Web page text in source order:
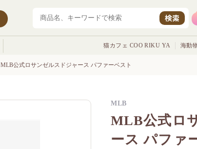
検索
猫カフェ COO RIKU YA 海動
MLB公式ロサンゼルスドジャース パファーベスト
MLB公式ロ
ース パファ
MLB